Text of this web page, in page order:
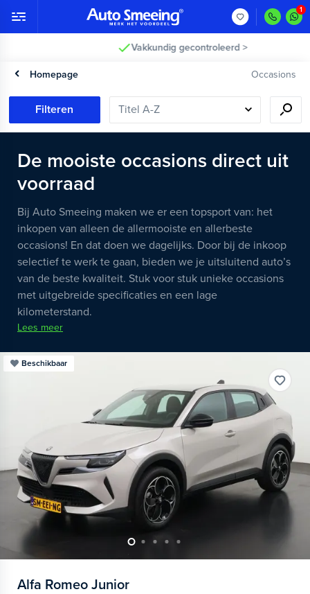
Vakkundig gecontroleerd >
Homepage Occasions
Filteren
De mooiste occasions direct uit
voorraad
Bij Auto Smeeing maken we er een topsport van: het
inkopen van alleen de allermooiste en allerbeste
occasions! En dat doen we dagelijks. Door bij de inkoop
selectief te werk te gaan, bieden we je uitsluitend auto’s
van de beste kwaliteit. Stuk voor stuk unieke occasions
met uitgebreide specificaties en een lage
kilometerstand.
Lees meer
Beschikbaar
Alfa Romeo Junior